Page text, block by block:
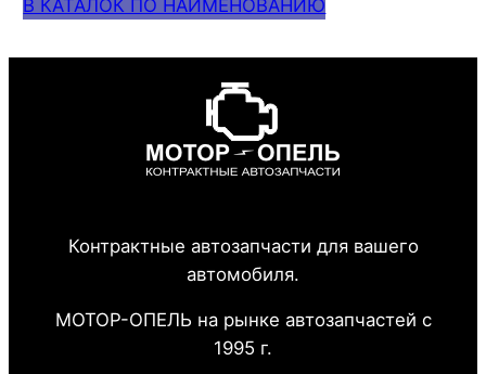
В КАТАЛОК ПО НАИМЕНОВАНИЮ
Контрактные автозапчасти для вашего
автомобиля.
МОТОР-ОПЕЛЬ на рынке автозапчастей с
1995 г.